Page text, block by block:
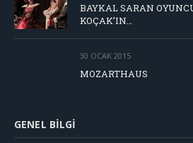
BAYKAL SARAN
KOÇAK’IN…
30 OCAK 2015
MOZARTHAUS
GENEL BILGI